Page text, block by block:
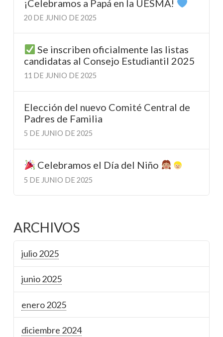
¡Celebramos a Papá en la UESMA!
20 DE JUNIO DE 2025
Se inscriben oficialmente las listas
candidatas al Consejo Estudiantil 2025
11 DE JUNIO DE 2025
Elección del nuevo Comité Central de
Padres de Familia
5 DE JUNIO DE 2025
Celebramos el Día del Niño
5 DE JUNIO DE 2025
ARCHIVOS
julio 2025
junio 2025
enero 2025
diciembre 2024